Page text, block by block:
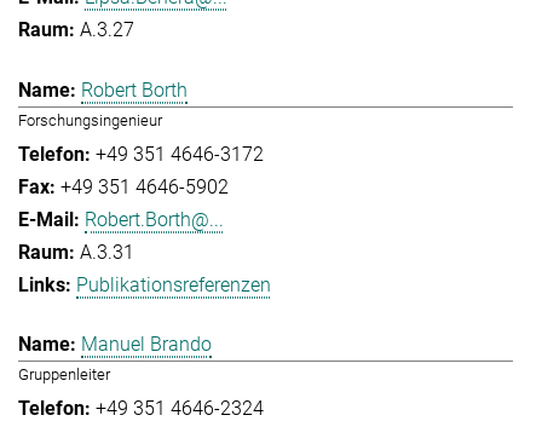
A.3.27
Robert Borth
Forschungsingenieur
+49 351 4646-3172
+49 351 4646-5902
Robert.Borth@...
A.3.31
Publikationsreferenzen
Manuel Brando
Gruppenleiter
+49 351 4646-2324